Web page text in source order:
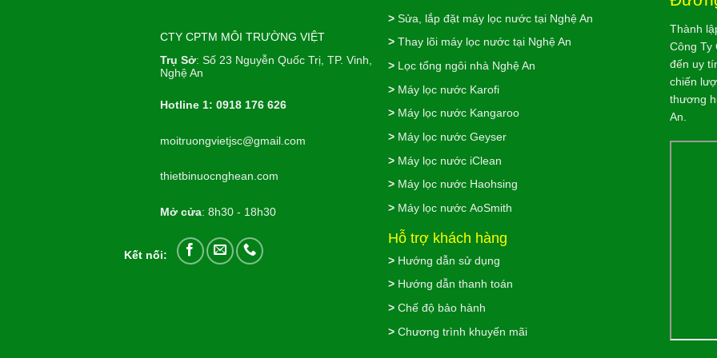
CTY CPTM MÔI TRƯỜNG VIỆT
Trụ Sở: Số 23 Nguyễn Quốc Trị, TP. Vinh,
Nghệ An
Hotline 1: 0918 176 626
moitruongvietjsc@gmail.com
thietbinuocnghean.com
Mở cửa: 8h30 - 18h30
Kết nối:
> Sửa, lắp đặt máy lọc nước tại Nghệ An
> Thay lõi máy lọc nước tại Nghệ An
>
Lọc tổng ngôi nhà Nghệ An
> Máy lọc nước Karofi
> Máy lọc nước Kangaroo
> Máy lọc nước Geyser
> Máy lọc nước iClean
> Máy lọc nước Haohsing
> Máy lọc nước AoSmith
Hỗ trợ khách hàng
> Hướng dẫn sử dụng
> Hướng dẫn thanh toán
> Chế độ bảo hành
> Chương trình khuyến mãi
Thành
Công Ty
đến uy
chiến
thương
An.